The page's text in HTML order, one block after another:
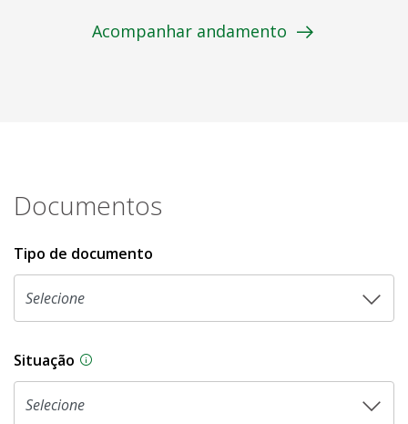
Acompanhar andamento
Documentos
Tipo de documento
Situação Na CLDF, as proposições legislativas